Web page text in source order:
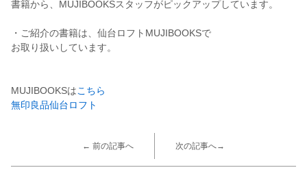
書籍から、MUJIBOOKSスタッフがピックアップしています。
・ご紹介の書籍は、仙台ロフトMUJIBOOKSで
お取り扱いしています。
MUJIBOOKSはこちら
無印良品仙台ロフト
← 前の記事へ 次の記事へ→